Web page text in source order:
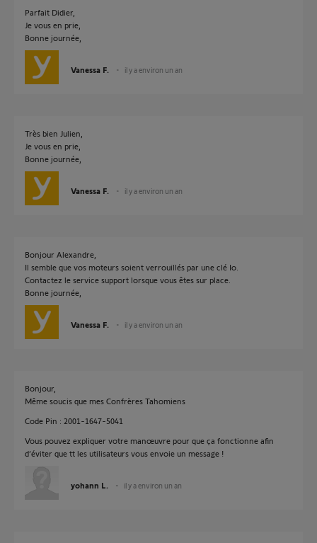
Parfait Didier,
Je vous en prie,
Bonne journée,
Vanessa F. il y a environ un an
Très bien Julien,
Je vous en prie,
Bonne journée,
Vanessa F. il y a environ un an
Bonjour Alexandre,
Il semble que vos moteurs soient verrouillés par une clé Io.
Contactez le service support lorsque vous êtes sur place.
Bonne journée,
Vanessa F. il y a environ un an
Bonjour,
Même soucis que mes Confrères Tahomiens
Code Pin : 2001-1647-5041
Vous pouvez expliquer votre manœuvre pour que ça fonctionne afin
d’éviter que tt les utilisateurs vous envoie un message !
yohann L. il y a environ un an